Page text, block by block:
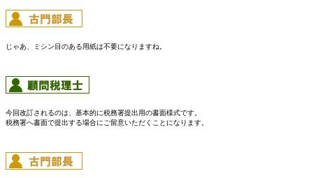
じゃあ、ミシン目のある用紙は不要になりますね。
今回改訂されるのは、基本的に税務署提出用の書面様式です。
税務署へ書面で提出する場合にご留意いただくことになります。